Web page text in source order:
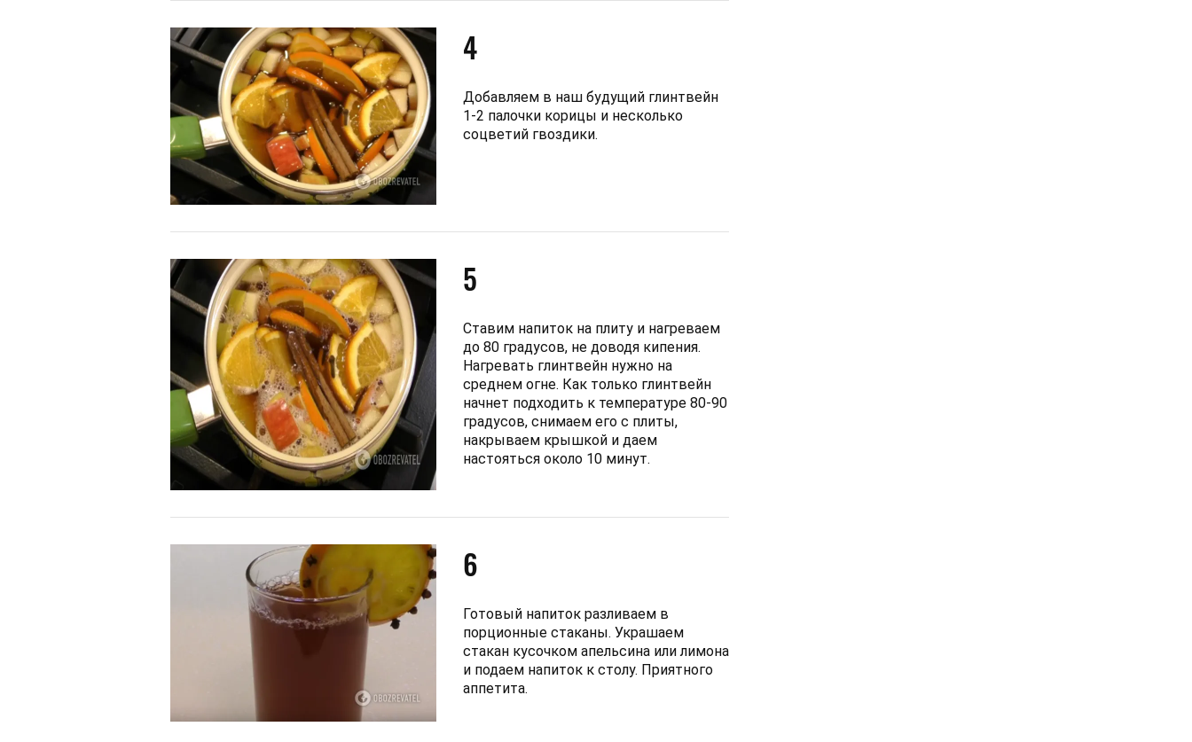
4
Добавляем в наш будущий глинтвейн
1-2 палочки корицы и несколько
соцветий гвоздики.
5
Ставим напиток на плиту и нагреваем
до 80 градусов, не доводя кипения.
Нагревать глинтвейн нужно на
среднем огне. Как только глинтвейн
начнет подходить к температуре 80-90
градусов, снимаем его с плиты,
накрываем крышкой и даем
настояться около 10 минут.
6
Готовый напиток разливаем в
порционные стаканы. Украшаем
стакан кусочком апельсина или лимона
и подаем напиток к столу. Приятного
аппетита.